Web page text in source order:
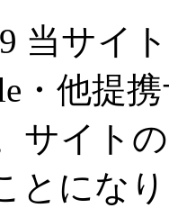
当サイ
・他提
サイト
とにな